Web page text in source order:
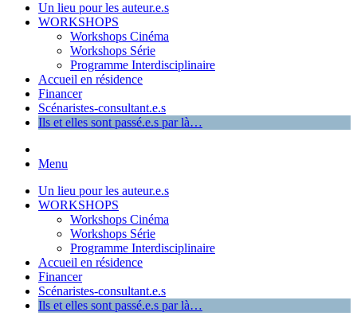
Un lieu pour les auteur.e.s
WORKSHOPS
Workshops Cinéma
Workshops Série
Programme Interdisciplinaire
Accueil en résidence
Financer
Scénaristes-consultant.e.s
Ils et elles sont passé.e.s par là…
Menu
Un lieu pour les auteur.e.s
WORKSHOPS
Workshops Cinéma
Workshops Série
Programme Interdisciplinaire
Accueil en résidence
Financer
Scénaristes-consultant.e.s
Ils et elles sont passé.e.s par là…